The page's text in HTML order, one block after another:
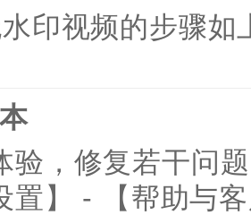
印视频的步骤如
验，修复若干问
置】 - 【帮助与